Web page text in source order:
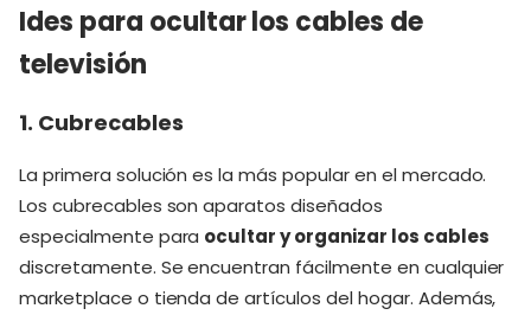
Ides para ocultar los cables de
televisión
1. Cubrecables
La primera solución es la más popular en el mercado.
Los cubrecables son aparatos diseñados
especialmente para ocultar y organizar los cables
discretamente. Se encuentran fácilmente en cualquier
marketplace o tienda de artículos del hogar. Además,